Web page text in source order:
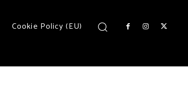
Cookie Policy (EU)